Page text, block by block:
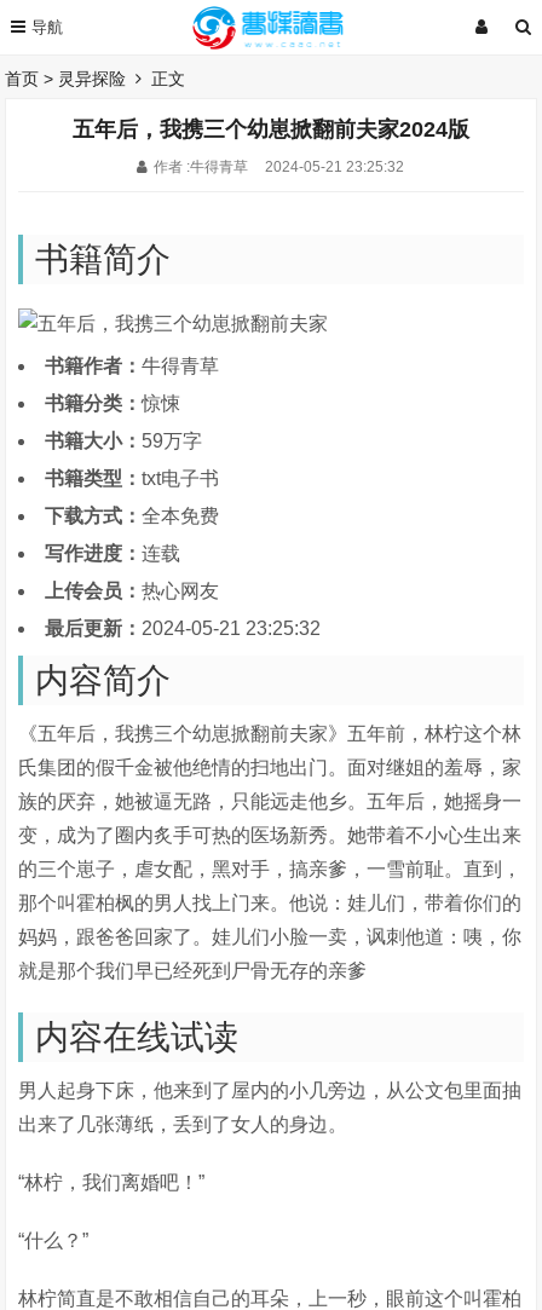
首页 > 灵异探险 正文
五年后，我携三个幼崽掀翻前夫家2024版
作者 :牛得青草 2024-05-21 23:25:32
书籍简介
书籍作者：牛得青草
书籍分类：惊悚
书籍大小： 59万字
书籍类型：txt电子书
下载方式：全本免费
写作进度：连载
上传会员：热心网友
最后更新： 2024-05-21 23:25:32
内容简介
《五年后，我携三个幼崽掀翻前夫家》五年前，林柠这个林
氏集团的假千金被他绝情的扫地出门。面对继姐的羞辱，家
族的厌弃，她被逼无路，只能远走他乡。五年后，她摇身一
变，成为了圈内炙手可热的医场新秀。她带着不小心生出来
的三个崽子，虐女配，黑对手，搞亲爹，一雪前耻。直到，
那个叫霍柏枫的男人找上门来。他说：娃儿们，带着你们的
妈妈，跟爸爸回家了。娃儿们小脸一卖，讽刺他道：咦，你
就是那个我们早已经死到尸骨无存的亲爹
内容在线试读
男人起身下床，他来到了屋内的小几旁边，从公文包里面抽
出来了几张薄纸，丢到了女人的身边。
“林柠，我们离婚吧！”
“什么？”
林柠简直是不敢相信自己的耳朵，上一秒，眼前这个叫霍柏